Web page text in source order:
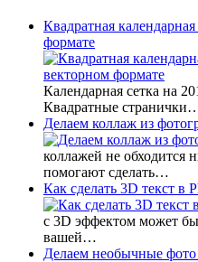
Квадратная
формате
Календарная сетка на
Квадратные
Делаем коллаж из
коллажей не обходится
помогают сделать…
Как сделать 3D текст в
с 3D эффектом может
вашей…
Делаем необычные